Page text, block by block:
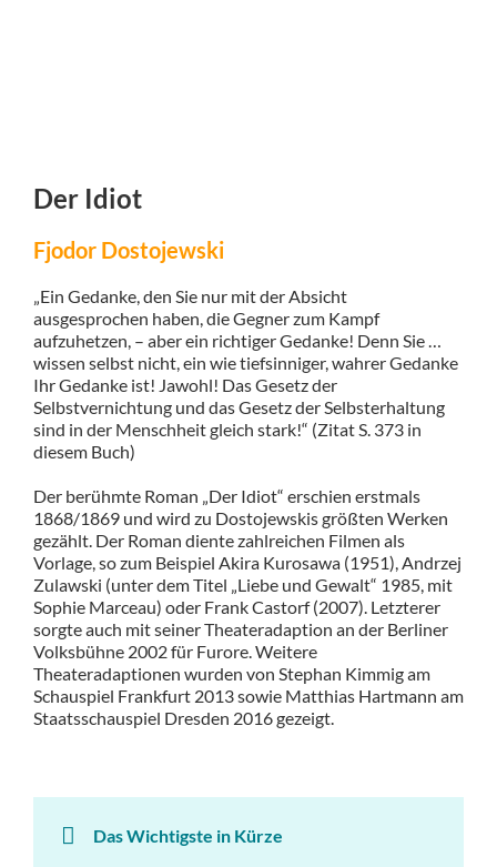
Der Idiot
Fjodor Dostojewski
„Ein Gedanke, den Sie nur mit der Absicht
ausgesprochen haben, die Gegner zum Kampf
aufzuhetzen, – aber ein richtiger Gedanke! Denn Sie …
wissen selbst nicht, ein wie tiefsinniger, wahrer Gedanke
Ihr Gedanke ist! Jawohl! Das Gesetz der
Selbstvernichtung und das Gesetz der Selbsterhaltung
sind in der Menschheit gleich stark!“ (Zitat S. 373 in
diesem Buch)
Der berühmte Roman „Der Idiot“ erschien erstmals
1868/1869 und wird zu Dostojewskis größten Werken
gezählt. Der Roman diente zahlreichen Filmen als
Vorlage, so zum Beispiel Akira Kurosawa (1951), Andrzej
Zulawski (unter dem Titel „Liebe und Gewalt“ 1985, mit
Sophie Marceau) oder Frank Castorf (2007). Letzterer
sorgte auch mit seiner Theateradaption an der Berliner
Volksbühne 2002 für Furore. Weitere
Theateradaptionen wurden von Stephan Kimmig am
Schauspiel Frankfurt 2013 sowie Matthias Hartmann am
Staatsschauspiel Dresden 2016 gezeigt.
Das Wichtigste in Kürze